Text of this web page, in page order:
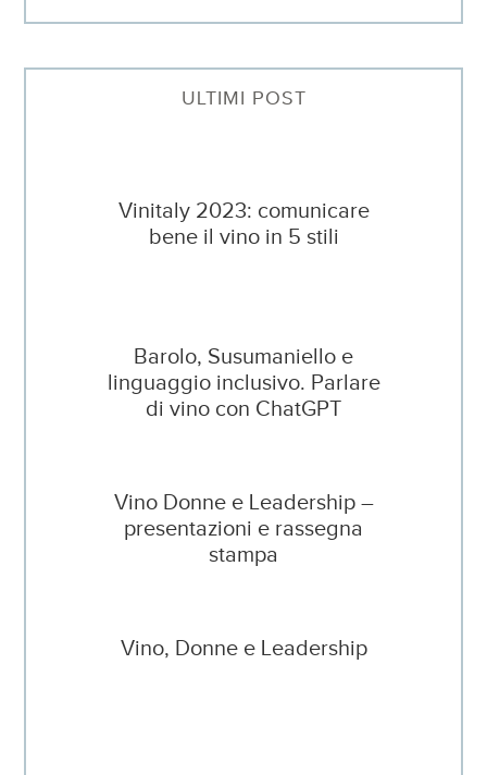
ULTIMI POST
Vinitaly 2023: comunicare
bene il vino in 5 stili
Barolo, Susumaniello e
linguaggio inclusivo. Parlare
di vino con ChatGPT
Vino Donne e Leadership –
presentazioni e rassegna
stampa
Vino, Donne e Leadership